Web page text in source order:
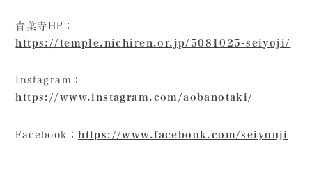
青葉寺HP：
https://temple.nichiren.or.jp/5081025-seiyoji/
Instagram：
https://www.instagram.com/aobanotaki/
Facebook：https://www.facebook.com/seiyouji